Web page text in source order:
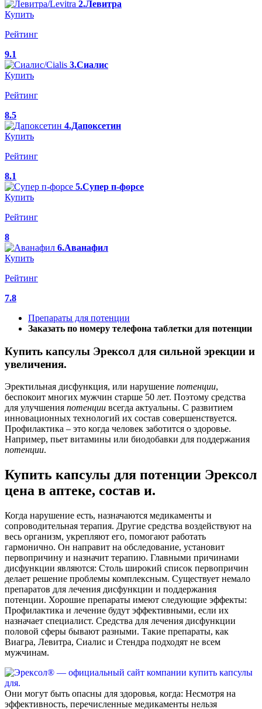
2.Левитра
Купить
Рейтинг
9.1
3.Сиалис
Купить
Рейтинг
8.5
4.Дапоксетин
Купить
Рейтинг
8.1
5.Супер п-форсе
Купить
Рейтинг
8
6.Аванафил
Купить
Рейтинг
7.8
Препараты для потенции
Заказать по номеру телефона таблетки для потенции
Купить капсулы Эрексол для сильной эрекции и
увеличения.
Эректильная дисфункция, или нарушение потенции,
беспокоит многих мужчин старше 50 лет. Поэтому средства
для улучшения потенции всегда актуальны. С развитием
инновационных технологий их состав совершенствуется.
Профилактика – это когда человек заботится о здоровье.
Например, пьет витамины или биодобавки для поддержания
потенции.
Купить капсулы для потенции Эрексол
цена в аптеке, состав и.
Когда нарушение есть, назначаются медикаменты и
сопроводительная терапия. Другие средства воздействуют на
весь организм, укрепляют его, помогают работать
гармонично. Он направит на обследование, установит
первопричину и назначит терапию. Главными причинами
дисфункции являются: Столь широкий список первопричин
делает решение проблемы комплексным. Существует немало
препаратов для лечения дисфункции и поддержания
потенции. Хорошие препараты имеют следующие эффекты:
Профилактика и лечение будут эффективными, если их
назначает специалист. Средства для лечения дисфункции
половой сферы бывают разными. Такие препараты, как
Виагра, Левитра, Сиалис и Стендра подходят не всем
мужчинам.
Они могут быть опасны для здоровья, когда: Несмотря на
эффективность, перечисленные медикаменты нельзя